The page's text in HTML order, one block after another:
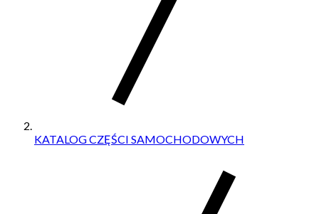
KATALOG CZĘŚCI SAMOCHODOWYCH